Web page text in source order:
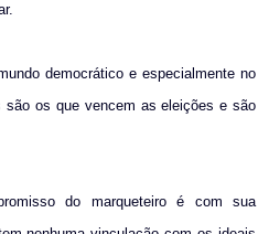
democrático e especialmente no
são os que vencem as eleições e são
do marqueteiro é com sua